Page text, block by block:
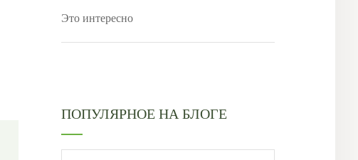
Это интересно
ПОПУЛЯРНОЕ НА БЛОГЕ